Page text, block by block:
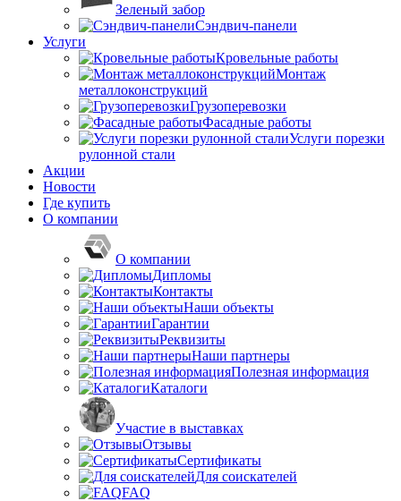
Зеленый забор
Сэндвич-панели
Услуги
Кровельные работы
Монтаж
металлоконструкций
Грузоперевозки
Фасадные работы
Услуги порезки
рулонной стали
Акции
Новости
Где купить
О компании
О компании
Дипломы
Контакты
Наши объекты
Гарантии
Реквизиты
Наши партнеры
Полезная информация
Каталоги
Участие в выставках
Отзывы
Сертификаты
Для соискателей
FAQ